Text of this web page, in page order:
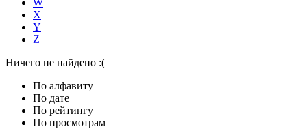
W
X
Y
Z
Ничего не найдено :(
По алфавиту
По дате
По рейтингу
По просмотрам